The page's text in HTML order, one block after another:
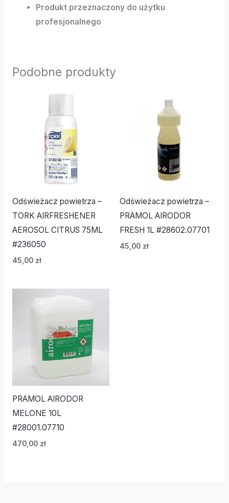
Produkt przeznaczony do użytku
profesjonalnego
Podobne produkty
Odświeżacz powietrza –
TORK AIRFRESHENER
AEROSOL CITRUS 75ML
#236050
45,00 zł
Odświeżacz powietrza –
PRAMOL AIRODOR
FRESH 1L #28602.07701
45,00 zł
PRAMOL AIRODOR
MELONE 10L
#28001.07710
470,00 zł